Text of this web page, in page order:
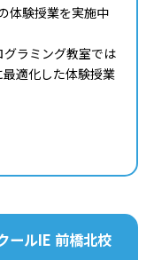
体験授業を実施中
ラミング教室では
適化した体験授業
ールIE 前橋北校